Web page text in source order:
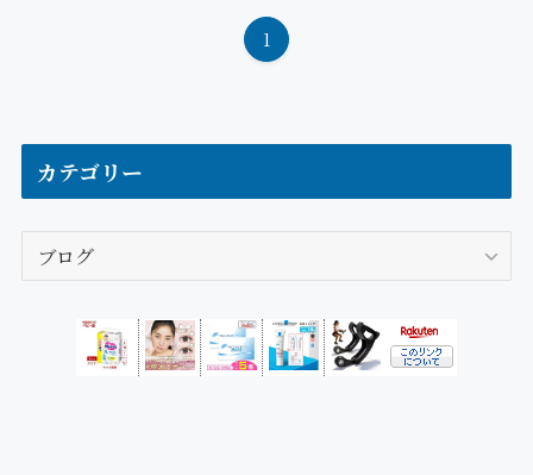
1
カテゴリー
テ